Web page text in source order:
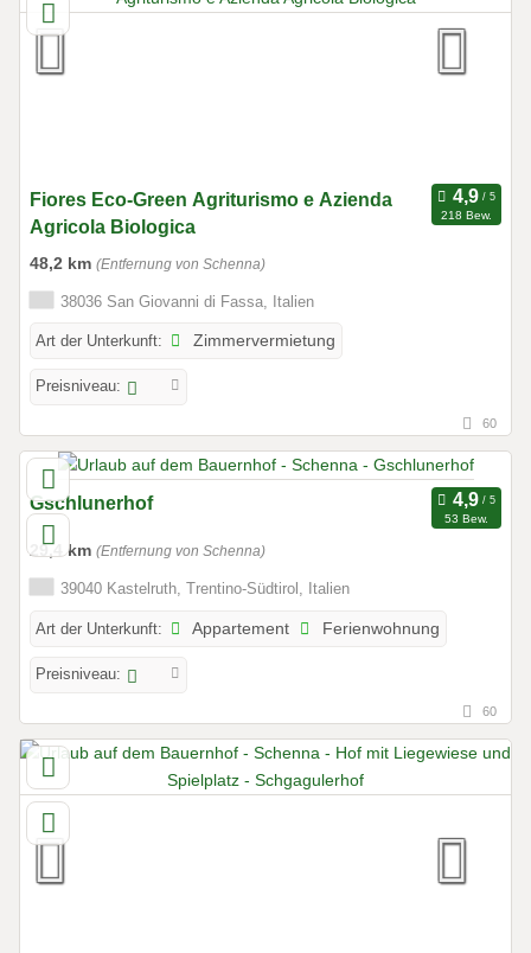
Fiores Eco-Green Agriturismo e Azienda
Agricola Biologica
218 Bew.
48,2 km (Entfernung von Schenna)
38036 San Giovanni di Fassa, Italien
Art der Unterkunft: Zimmervermietung
Preisniveau:
60
Gschlunerhof
53 Bew.
29,4 km (Entfernung von Schenna)
39040 Kastelruth, Trentino-Südtirol, Italien
Art der Unterkunft: Appartement Ferienwohnung
Preisniveau:
60